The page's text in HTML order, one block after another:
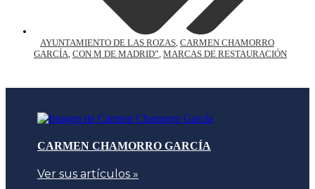
AYUNTAMIENTO DE LAS ROZAS CARMEN CHAMORRO
GARCÍA CON M DE MADRID” MARCAS DE RESTAURACIÓN
CARMEN CHAMORRO GARCÍA
Ver sus artículos »